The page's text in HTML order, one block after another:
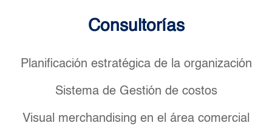
Consultorías
Planificación estratégica de la organización
Sistema de Gestión de costos
Visual merchandising en el área comercial